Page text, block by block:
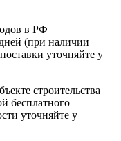
в РФ
(при наличии
уточняйте у
строительства
бесплатного
уточняйте у